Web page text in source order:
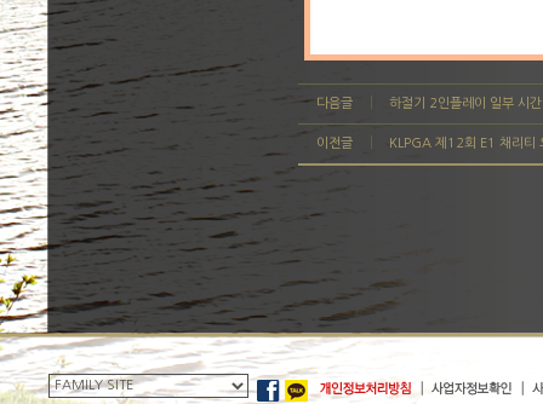
다음글 하절기 2인플레이 일부 시
이전글 KLPGA 제12회 E1 채리티